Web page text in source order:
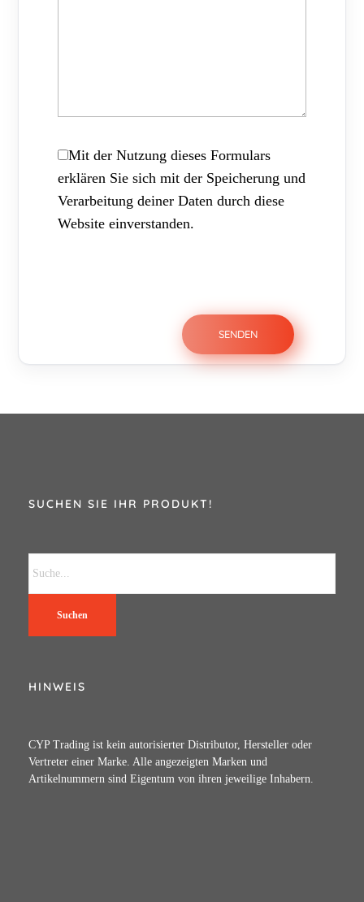
Mit der Nutzung dieses Formulars
erklären Sie sich mit der Speicherung und
Verarbeitung deiner Daten durch diese
Website einverstanden.
SUCHEN SIE IHR PRODUKT!
Suchen
HINWEIS
CYP Trading ist kein autorisierter Distributor, Hersteller oder
Vertreter einer Marke. Alle angezeigten Marken und
Artikelnummern sind Eigentum von ihren jeweilige Inhabern.